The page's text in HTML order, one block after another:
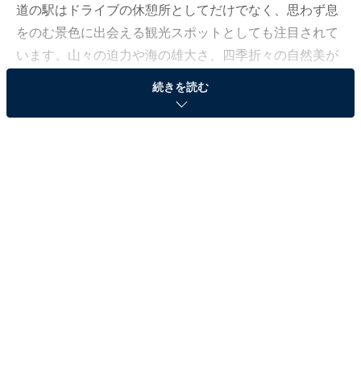
道の駅はドライブの休憩所としてだけでなく、思わず息
をのむ景色に出会える観光スポットとしても注目されて
います。山々の迫力や海の雄大さ、四季折々の自然美が
広がる眺望は、訪れる人の旅を特別なものへと変えてく
続きを読む